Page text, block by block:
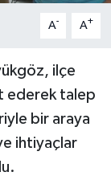
A- A+
ilçe
ederek talep
bir araya
ihtiyaçlar